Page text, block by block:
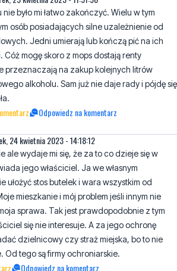
Cóż mogę skoro z mops dostają renty
przeznaczają na zakup kolejnych litrów
alkoholu. Sam już nie daje rady i pójdę się
Odpowiedz na komentarz
24 kwietnia 2023 - 14:18:12
ale wydaje mi się, że za to co dzieje się w
ułożyć stos butelek i wara wszystkim od
mieszkanie i mój problem jeśli innym nie
sprawa. Tak jest prawdopodobnie z tym
się nie interesuje. A za jego ochronę
dzielnicowy czy straż miejska, bo to nie
Od tego są firmy ochroniarskie.
Odpowiedz na komentarz
kwietnia 2023 - 14:25:34
bawili,a mieszkańcy pobliskich bloków